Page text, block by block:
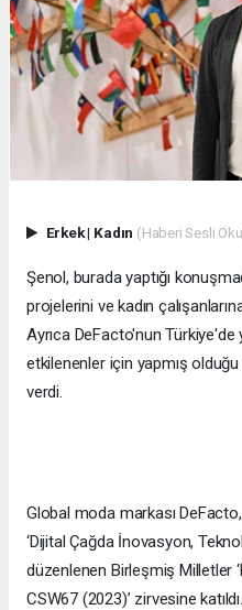
Erkek| Kadın (Haberi Sesli
Şenol, burada yaptığı
projelerini ve kadın
Ayrıca DeFacto'nun
etkilenenler için yapmış
verdi.
Global moda markası
‘Dijital Çağda İnovasyon,
düzenlenen Birleşmiş Milletler
CSW67 (2023)’ zirvesine